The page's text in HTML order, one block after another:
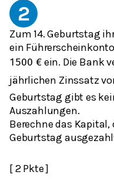
2
Zum 14. Geburtstag
ein
1500 € ein. Die Bank
jährlichen Zinssatz
Geburtstag gibt es
Auszahlungen.
Berechne das Kapital,
Geburtstag
[ 2 Pkte ]